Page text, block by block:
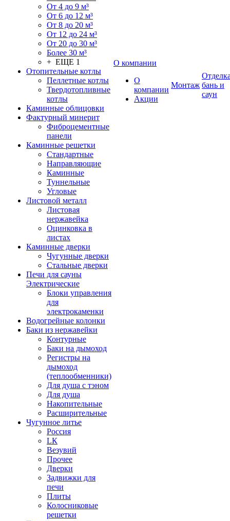
От 4 до 9 м³
От 6 до 12 м³
От 8 до 20 м³
От 12 до 24 м³
От 20 до 30 м³
Более 30 м³
+ ЕЩЕ 1
Отопительные котлы
Пеллетные котлы
Твердотопливные
котлы
Каминные облицовки
Фактурный минерит
Фиброцементные
панели
Каминные решетки
Стандартные
Направляющие
Каминные
Туннельные
Угловые
Листовой металл
Листовая
нержавейка
Оцинковка в
листах
Каминные дверки
Чугунные дверки
Стальные дверки
Печи для сауны
Электрические
Блоки управления
для
электрокаменки
Водогрейные колонки
Баки из нержавейки
Контурные
Баки на дымоход
Регистры на
дымоход
(теплообменники)
Для душа с тэном
Для душа
Накопительные
Расширительные
Чугунное литье
Россия
LК
Везувий
Прочее
Дверки
Задвижки для
печи
Плиты
Колосниковые
решетки
О компании
О
компании
Акции
Монтаж бань и
саун